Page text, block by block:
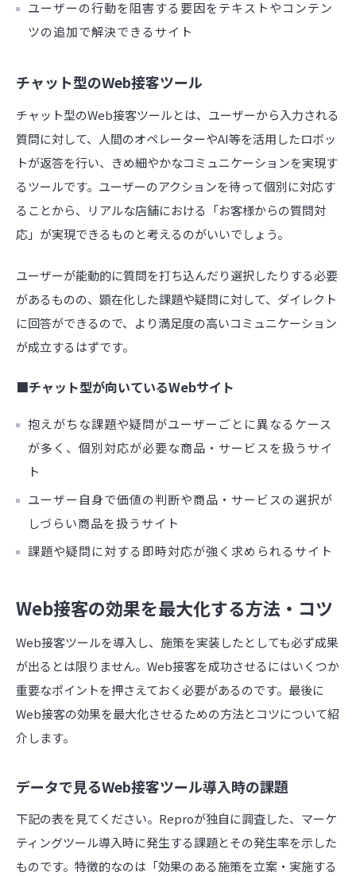
ユーザーの行動を阻害する要因をテキストやコンテン
ツの追加で解決できるサイト
チャット型のWeb接客ツール
チャット型のWeb接客ツールとは、ユーザーから入力される
質問に対して、人間のオペレーターやAI等を活用したロボッ
トが返答を行い、きめ細やかなコミュニケーションを実現す
るツールです。ユーザーのアクションを待って個別に対応す
ることから、リアルな店舗における「お客様からの質問対
応」が実現できるものと考えるのがいいでしょう。
ユーザーが能動的に質問を打ち込んだり選択したりする必要
があるものの、顕在化した課題や疑問に対して、ダイレクト
に回答ができるので、より満足度の高いコミュニケーション
が成立するはずです。
■チャット型が向いているWebサイト
抱えがちな課題や疑問がユーザーごとに異なるケース
が多く、個別対応が必要な商品・サービスを扱うサイ
ト
ユーザー自身で価値の判断や商品・サービスの選択が
しづらい商品を扱うサイト
課題や疑問に対する即時対応が強く求められるサイト
Web接客の効果を最大化する方法・コツ
Web接客ツールを導入し、施策を実装したとしても必ず成果
が出るとは限りません。Web接客を成功させるにはいくつか
重要なポイントを押さえておく必要があるのです。最後に
Web接客の効果を最大化させるための方法とコツについて紹
介します。
データで見るWeb接客ツール導入時の課題
下記の表を見てください。Reproが独自に調査した、マーケ
ティングツール導入時に発生する課題とその発生率を示した
ものです。特徴的なのは「効果のある施策を立案・実施する